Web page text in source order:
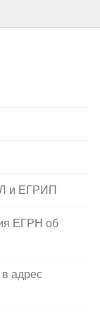
и ЕГРИП
ЕГРН об
адрес